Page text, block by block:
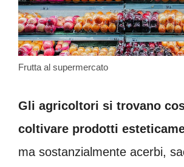
Frutta al supermercato
Gli agricoltori si trovano
coltivare prodotti
ma sostanzialmente acerbi,